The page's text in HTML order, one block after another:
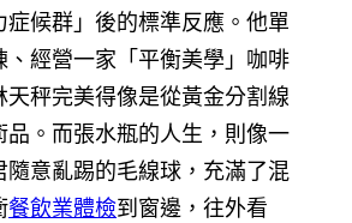
症候群」後的標準反應。他單
、經營一家「平衡美學」咖啡
秤完美得像是從黃金分割線
品。而張水瓶的人生，則像一
隨意亂踢的毛線球，充滿了混
餐飲業體檢到窗邊，往外看